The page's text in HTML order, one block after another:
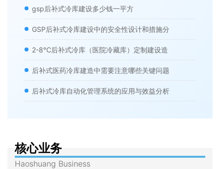
gsp后补式冷库建设多少钱一平方
GSP后补式冷库建设中的安全性设计和措施分
2-8℃后补式冷库（医院冷藏库）定制建设造
后补式医药冷库建造中需要注意哪些关键问题
后补式冷库自动化管理系统的应用与效益分析
核心业务
Haoshuang Business